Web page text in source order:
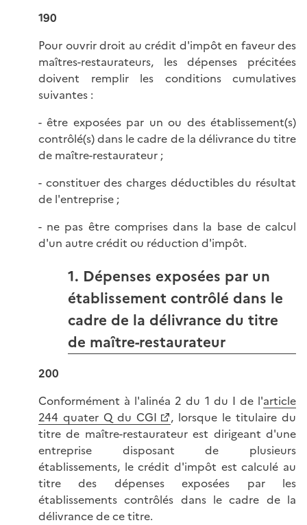
190
Pour ouvrir droit au crédit d'impôt en faveur des
maîtres-restaurateurs, les dépenses précitées
doivent remplir les conditions cumulatives
suivantes :
- être exposées par un ou des établissement(s)
contrôlé(s) dans le cadre de la délivrance du titre
de maître-restaurateur ;
- constituer des charges déductibles du résultat
de l'entreprise ;
- ne pas être comprises dans la base de calcul
d'un autre crédit ou réduction d'impôt.
1. Dépenses exposées par un
établissement contrôlé dans le
cadre de la délivrance du titre
de maître-restaurateur
200
Conformément à l'alinéa 2 du 1 du I de l'article
244 quater Q du CGI
, lorsque le titulaire du
titre de maître-restaurateur est dirigeant d'une
entreprise disposant de plusieurs
établissements, le crédit d'impôt est calculé au
titre des dépenses exposées par les
établissements contrôlés dans le cadre de la
délivrance de ce titre.